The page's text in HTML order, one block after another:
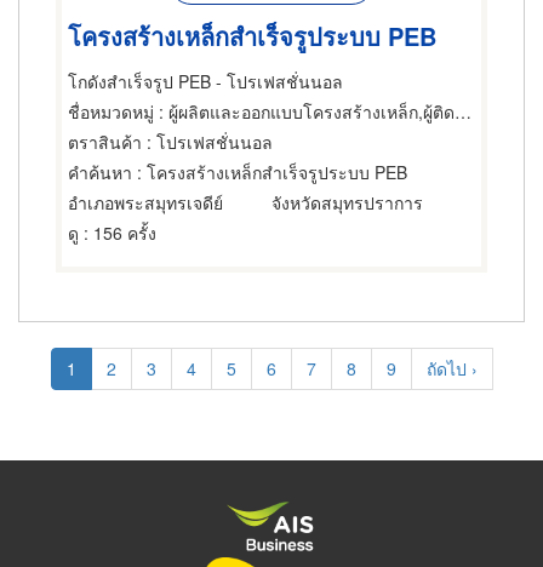
โครงสร้างเหล็กสำเร็จรูประบบ PEB
โกดังสำเร็จรูป PEB - โปรเฟสชั่นนอล
ชื่อหมวดหมู่ : ผู้ผลิตและออกแบบโครงสร้างเหล็ก,ผู้ติดตั้ง โครงสร้างเหล็กกล้า,โครงหลังคา
ตราสินค้า : โปรเฟสชั่นนอล
คำค้นหา : โครงสร้างเหล็กสำเร็จรูประบบ PEB
อำเภอพระสมุทรเจดีย์
จังหวัดสมุทรปราการ
ดู : 156 ครั้ง
Pagination
Current
page
1 Page
2 Page
3 Page
4 Page
5 Page
6 Page
7 Page
8 Page
9
Next
page
ถัดไป ›